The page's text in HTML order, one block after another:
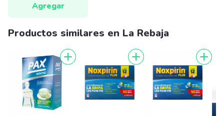
Agregar
Productos similares en La Rebaja